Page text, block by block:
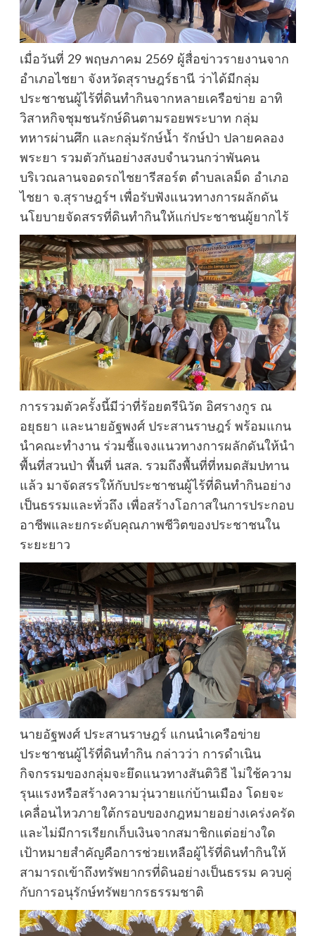
เมื่อวันที่ 29 พฤษภาคม 2569 ผู้สื่อข่าวรายงานจาก
อำเภอไชยา จังหวัดสุราษฎร์ธานี ว่าได้มีกลุ่ม
ประชาชนผู้ไร้ที่ดินทำกินจากหลายเครือข่าย อาทิ
วิสาหกิจชุมชนรักษ์ดินตามรอยพระบาท กลุ่ม
ทหารผ่านศึก และกลุ่มรักษ์น้ำ รักษ์ป่า ปลายคลอง
พระยา รวมตัวกันอย่างสงบจำนวนกว่าพันคน
บริเวณลานจอดรถไชยารีสอร์ต ตำบลเลม็ด อำเภอ
ไชยา จ.สุราษฎร์ฯ เพื่อรับฟังแนวทางการผลักดัน
นโยบายจัดสรรที่ดินทำกินให้แก่ประชาชนผู้ยากไร้
การรวมตัวครั้งนี้มีว่าที่ร้อยตรีนิวัต อิศรางกูร ณ
อยุธยา และนายอัฐพงศ์ ประสานราษฎร์ พร้อมแกน
นำคณะทำงาน ร่วมชี้แจงแนวทางการผลักดันให้นำ
พื้นที่สวนป่า พื้นที่ นสล. รวมถึงพื้นที่ที่หมดสัมปทาน
แล้ว มาจัดสรรให้กับประชาชนผู้ไร้ที่ดินทำกินอย่าง
เป็นธรรมและทั่วถึง เพื่อสร้างโอกาสในการประกอบ
อาชีพและยกระดับคุณภาพชีวิตของประชาชนใน
ระยะยาว
นายอัฐพงศ์ ประสานราษฎร์ แกนนำเครือข่าย
ประชาชนผู้ไร้ที่ดินทำกิน กล่าวว่า การดำเนิน
กิจกรรมของกลุ่มจะยึดแนวทางสันติวิธี ไม่ใช้ความ
รุนแรงหรือสร้างความวุ่นวายแก่บ้านเมือง โดยจะ
เคลื่อนไหวภายใต้กรอบของกฎหมายอย่างเคร่งครัด
และไม่มีการเรียกเก็บเงินจากสมาชิกแต่อย่างใด
เป้าหมายสำคัญคือการช่วยเหลือผู้ไร้ที่ดินทำกินให้
สามารถเข้าถึงทรัพยากรที่ดินอย่างเป็นธรรม ควบคู่
กับการอนุรักษ์ทรัพยากรธรรมชาติ